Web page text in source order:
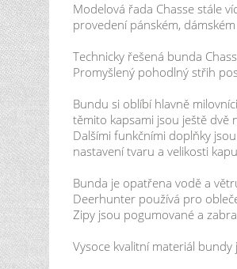
Modelová řada Chasse stále
provedení pánském,
Technicky řešená bunda
Promyšlený pohodlný střih
Bundu si oblíbí hlavně
těmito kapsami jsou ještě dvě
Dalšími funkčními doplňky
nastavení tvaru a velikosti
Bunda je opatřena vodě a
Deerhunter používá pro
Zipy jsou pogumované a
Vysoce kvalitní materiál